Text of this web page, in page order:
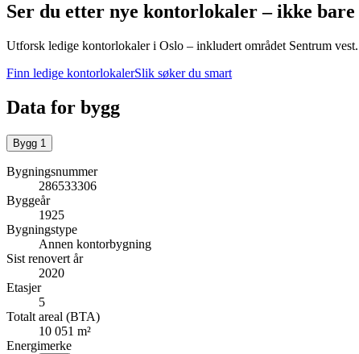
Ser du etter nye kontorlokaler – ikke bare
Utforsk ledige kontorlokaler i Oslo – inkludert området Sentrum vest.
Finn ledige kontorlokalerSlik søker du smart
Data for bygg
Bygg 1
Bygningsnummer
286533306
Byggeår
1925
Bygningstype
Annen kontorbygning
Sist renovert år
2020
Etasjer
5
Totalt areal (BTA)
10 051 m²
Energimerke